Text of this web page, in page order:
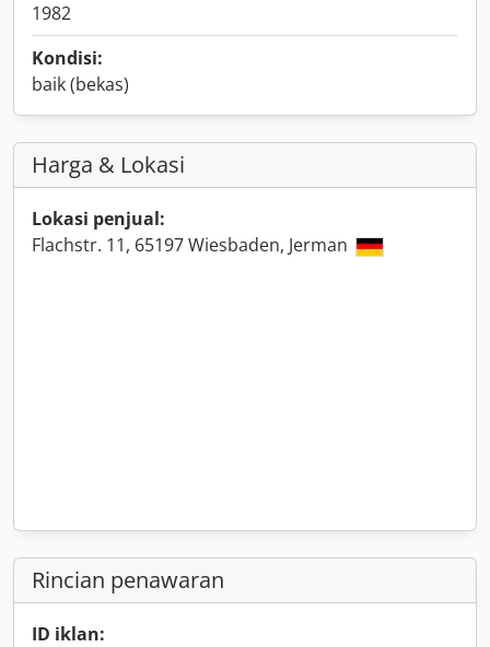
1982
Kondisi:
baik (bekas)
Harga & Lokasi
Lokasi penjual:
Flachstr. 11, 65197 Wiesbaden, Jerman
Rincian penawaran
ID iklan: